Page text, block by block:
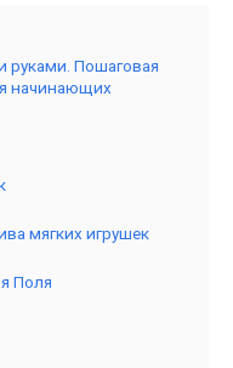
руками. Пошаговая
начинающих
мягких игрушек
Поля